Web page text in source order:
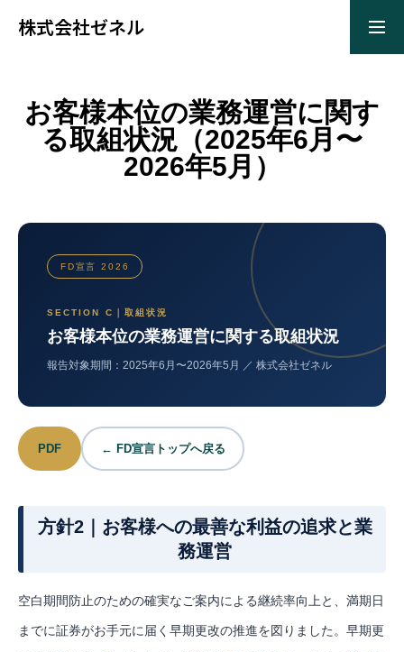
株式会社ゼネル
サービス一覧
FD宣言
お客様本位の業務運営に関す
る取組状況（2025年6月〜
2026年5月）
FD宣言 2026
SECTION C｜取組状況
お客様本位の業務運営に関する取組状況
報告対象期間：2025年6月〜2026年5月 ／ 株式会社ゼネル
PDF ← FD宣言トップへ戻る
方針2｜お客様への最善な利益の追求と業
務運営
空白期間防止のための確実なご案内による継続率向上と、満期日
までに証券がお手元に届く早期更改の推進を図りました。早期更